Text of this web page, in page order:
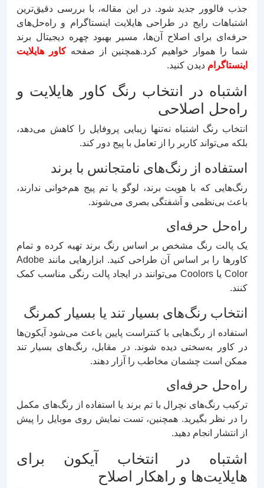
جذب فالوور جدید شود. در این مقاله، با بررسی دقیق‌ترین
اشتباهات رایج در طراحی هایلایت اینستاگرام و راه‌حل‌های
حرفه‌ای برای اصلاح آن‌ها، مسیر بهبود چهره دیجیتال برند
شما را هموار خواهیم کرد.همچنین از صفحهکاور هایلایت
اینستاگرام دیدن کنید.
اشتباه در انتخاب رنگ کاور هایلایت و
راه‌حل اصلاحی
انتخاب رنگ اشتباه نه‌تنها زیبایی پروفایل را کاهش می‌دهد،
بلکه می‌تواند کاربر را از تعامل با پیج دور کند.
استفاده از رنگ‌های نامتجانس با برند
رنگ‌هایی که با هویت برند، لوگو یا تم پیج هم‌خوانی ندارند،
باعث بی‌نظمی و آشفتگی بصری می‌شوند.
راه‌حل حرفه‌ای
یک پالت رنگ مشخص بر اساس رنگ برند تهیه کرده و تمام
کاورها را بر اساس آن طراحی کنید. ابزارهایی مانند Adobe
Color یا Coolors می‌توانند در ایجاد پالت رنگی مناسب کمک
کنند.
انتخاب رنگ‌های بسیار تند یا بسیار کمرنگ
استفاده از رنگ‌هایی با کنتراست پایین باعث می‌شود آیکون‌ها
در کاور به‌سختی دیده شوند. در مقابل، رنگ‌های بسیار تند
ممکن است چشمان مخاطب را آزار دهند.
راه‌حل حرفه‌ای
ترکیب رنگ‌های نچرال با تم برند یا استفاده از رنگ‌های مکمل
را در نظر بگیرید. همچنین، تست نمایش روی موبایل را پیش
از انتشار انجام دهید.
اشتباه در انتخاب آیکون برای
هایلایت‌ها و راهکار اصلاح